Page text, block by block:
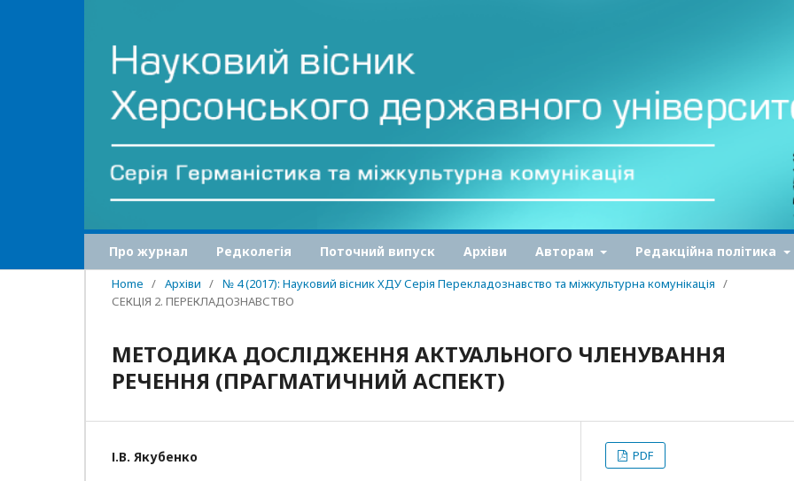
Про журнал Редколегія Поточний випуск Архіви Авторам Редакційна політика
Home / Архіви / № 4 (2017): Науковий вісник ХДУ Серія Перекладознавство та міжкультурна комунікація /
СЕКЦІЯ 2. ПЕРЕКЛАДОЗНАВСТВО
МЕТОДИКА ДОСЛІДЖЕННЯ АКТУАЛЬНОГО ЧЛЕНУВАННЯ
РЕЧЕННЯ (ПРАГМАТИЧНИЙ АСПЕКТ)
І.В. Якубенко PDF